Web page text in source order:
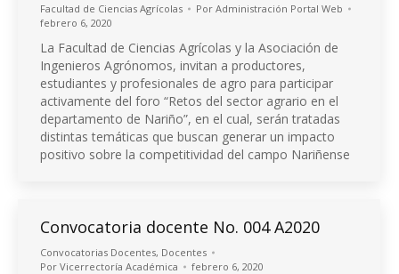
Facultad de Ciencias Agrícolas Por Administración Portal Web
febrero 6, 2020
La Facultad de Ciencias Agrícolas y la Asociación de
Ingenieros Agrónomos, invitan a productores,
estudiantes y profesionales de agro para participar
activamente del foro “Retos del sector agrario en el
departamento de Nariño”, en el cual, serán tratadas
distintas temáticas que buscan generar un impacto
positivo sobre la competitividad del campo Nariñense
Convocatoria docente No. 004 A2020
Convocatorias Docentes, Docentes
Por Vicerrectoría Académica febrero 6, 2020